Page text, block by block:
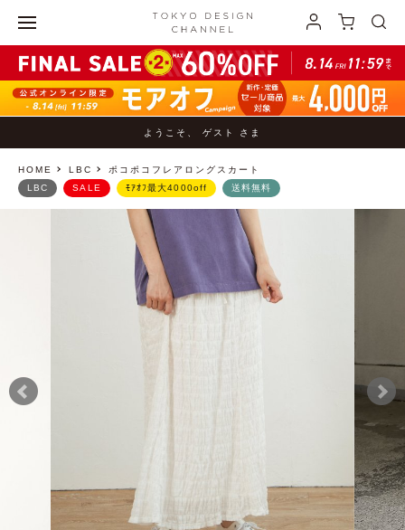
ようこそ、 ゲスト さま
HOME LBC ポコポコフレアロングスカート
LBC SALE ﾓｱｵﾌ最大4000off 送料無料